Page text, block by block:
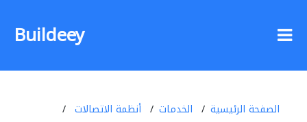
Buildeey
الصفحة الرئيسية الخدمات
أنظمة الاتصالات